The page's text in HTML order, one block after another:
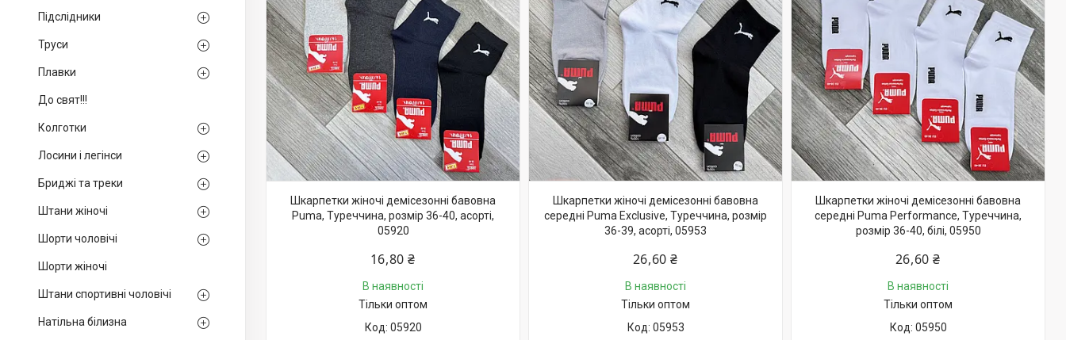
Підслідники
Труси
Плавки
До свят!!!
Колготки
Лосини і легінси
Бриджі та треки
Штани жіночі
Шорти чоловічі
Шорти жіночі
Штани спортивні чоловічі
Натільна білизна
Шкарпетки жіночі демісезонні бавовна
Puma, Туреччина, розмір 36-40, асорті,
05920
16,80 ₴
В наявності
Тільки оптом
05920
Шкарпетки жіночі демісезонні бавовна
середні Puma Exclusive, Туреччина, розмір
36-39, асорті, 05953
26,60 ₴
В наявності
Тільки оптом
05953
Шкарпетки жіночі демісезонні бавовна
середні Puma Performance, Туреччина,
розмір 36-40, білі, 05950
26,60 ₴
В наявності
Тільки оптом
05950